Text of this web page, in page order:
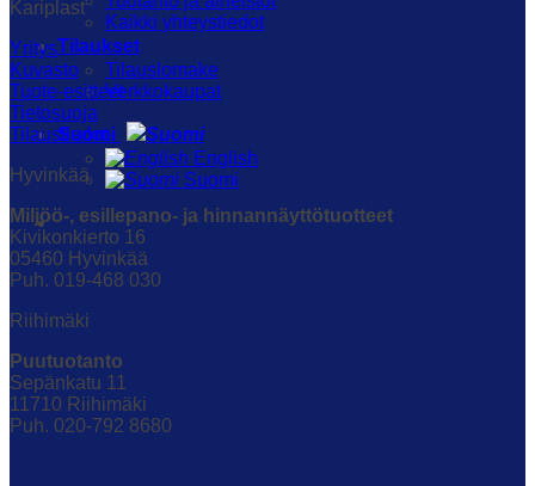
Kaikki yhteystiedot
Tilaukset
Tilauslomake
Verkkokaupat
Suomi
English
Suomi
Kariplast
Yritys
Kuvasto
Tuote-esitteet
Tietosuoja
Tilaustiedot
Hyvinkää
Miljöö-, esillepano- ja hinnannäyttötuotteet
Kivikonkierto 16
05460 Hyvinkää
Puh. 019-468 030
Riihimäki
Puutuotanto
Sepänkatu 11
11710 Riihimäki
Puh. 020-792 8680